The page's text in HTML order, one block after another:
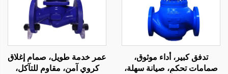
تدفق كبير، أداء موثوق،
صمامات تحكم، صيانة سهلة،
عمر خدمة طويل، صمام إغلاق
كروي آمن، مقاوم للتآكل،